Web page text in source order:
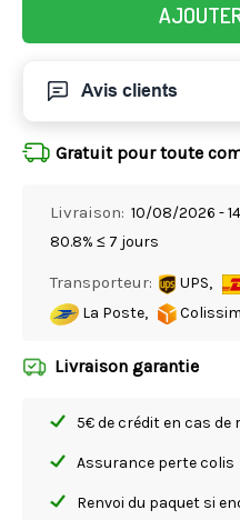
Avis clients
Gratuit pour toute
Livraison: 10/08/2026 -
80.8% ≤ 7 jours
Transporteur: UPS,
La Poste,
Livraison garantie
5€ de crédit en cas de
Assurance perte colis
Renvoi du paquet si